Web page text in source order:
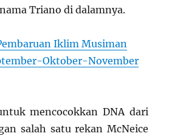
Triano di dalamnya.
Iklim Musiman
Oktober-November
mencocokkan DNA dari
salah satu rekan McNeice